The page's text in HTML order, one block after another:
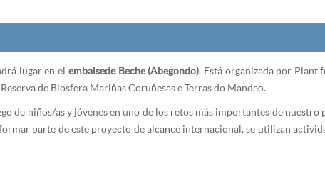
lugar en el embalse de Beche (Abegondo). Está organizada por
de Biosfera Mariñas Coruñesas e Terras do Mandeo.
de niños/as y jóvenes en uno de los retos más importantes de nuestro
parte de este proyecto de alcance internacional, se utilizan